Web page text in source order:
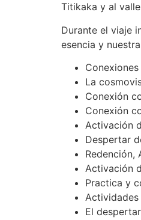
Titikaka y al
Durante el viaje
esencia y
La
Conexión
Conexión
Activación
Despertar
Redención,
Activación
Practica y
El